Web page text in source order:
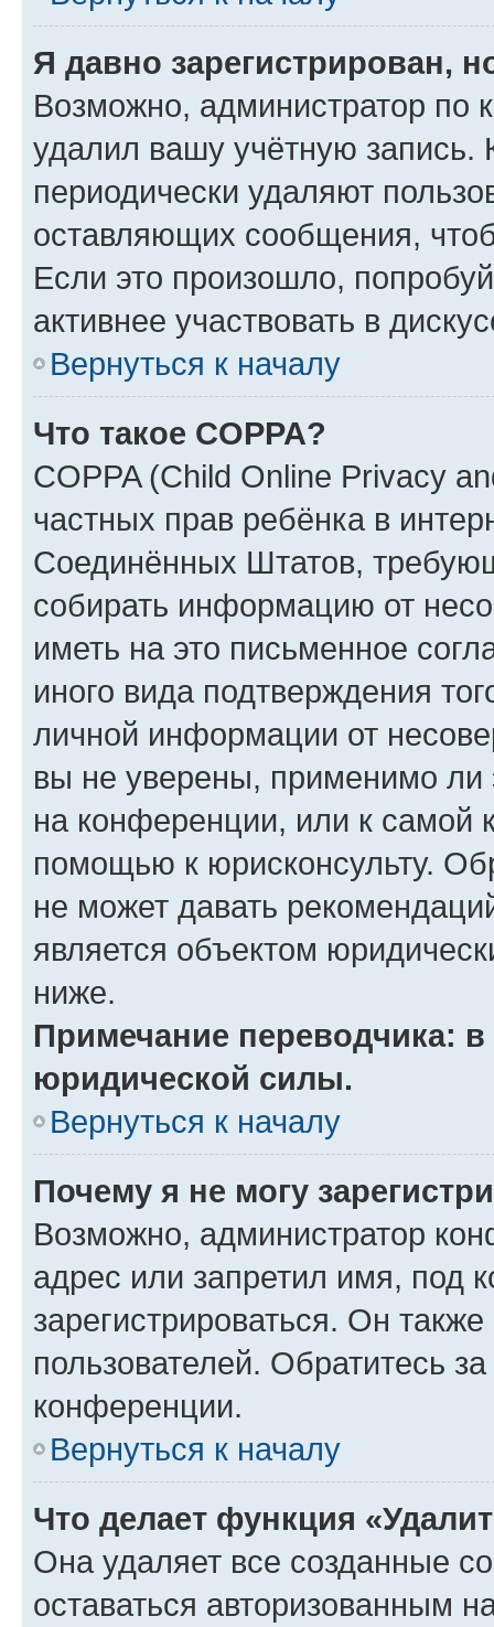
Я давно зарегистрирован,
Возможно, администратор по
удалил вашу учётную запись.
периодически удаляют
оставляющих сообщения,
Если это произошло,
активнее участвовать в
Вернуться к началу
Что такое COPPA?
COPPA (Child Online Privacy
частных прав ребёнка в
Соединённых Штатов,
собирать информацию от
иметь на это письменное
иного вида подтверждения
личной информации от
вы не уверены, применимо ли
на конференции, или к самой
помощью к юрисконсульту.
не может давать
является объектом
ниже.
Примечание переводчика:
юридической силы.
Вернуться к началу
Почему я не могу
Возможно, администратор
адрес или запретил имя, под
зарегистрироваться. Он
пользователей. Обратитесь
конференции.
Вернуться к началу
Что делает функция
Она удаляет все созданные
оставаться авторизованным